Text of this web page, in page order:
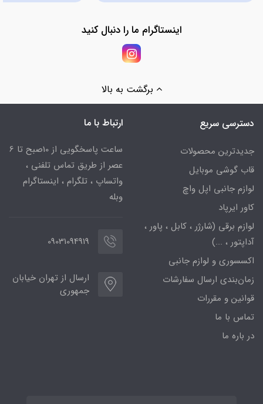
اینستاگرام ما را دنبال کنید
برگشت به بالا
دسترسی سریع
جدیدترین محصولات
قاب گوشی موبایل
لوازم جانبی اپل واچ
کاور ایرپاد
لوازم برقی (شارژر ، کابل ، پاور ،
آداپتور ، ...)
اکسسوری و لوازم جانبی
زمان‌بندی ارسال سفارشات
قوانین و مقررات
تماس با ما
در باره ما
ارتباط با ما
ساعت پاسخگویی از 10صبح تا 6
عصر از طریق تماس تلفنی ،
واتساپ ، تلگرام ، اینستاگرام
وبله
09031094919
ارسال از تهران خیابان
جمهوری